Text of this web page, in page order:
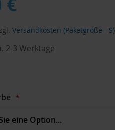
Versandkosten (Paketgröße - S)
2-3 Werktage